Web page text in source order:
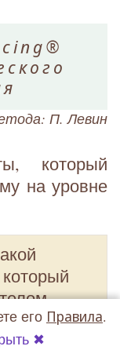
П. Левин
который
на уровне
его Правила.
✖